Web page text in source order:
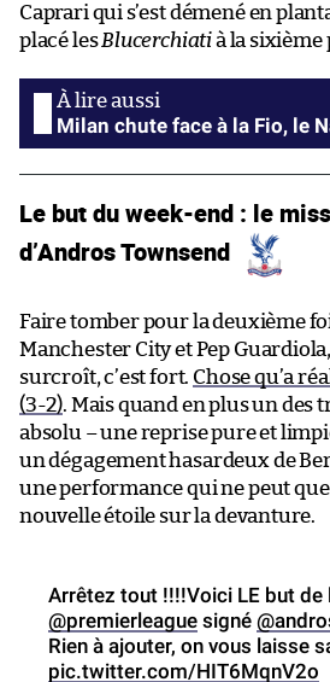
Caprari qui s’est démené en
placé lesBlucerchiatià la sixième
Milan chute face à la Fio, le
Le but du week-end : le
d’Andros Townsend
Faire tomber pour la deuxième
Manchester City et Pep
surcroît, c’est fort. Chose qu’a
(3-2). Mais quand en plus un des
absolu – une reprise pure et
un dégagement hasardeux de
une performance qui ne peut
nouvelle étoile sur la devanture.
Arrêtez tout !!!!Voici LE but de
@premierleague signé
Rien à ajouter, on vous laisse
pic.twitter.com/HIT6MqnV2o